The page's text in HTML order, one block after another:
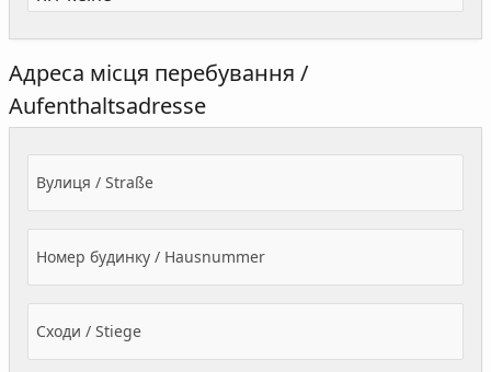
Адреса місця перебування /
Aufenthaltsadresse
Вулиця / Straße
Номер будинку / Hausnummer
Сходи / Stiege